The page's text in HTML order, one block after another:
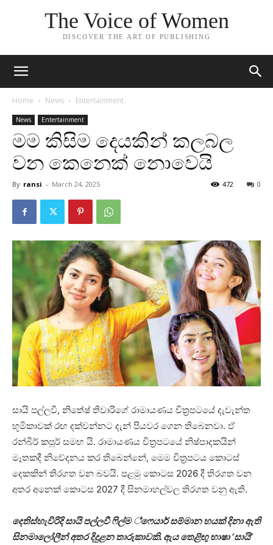
The Voice of Women
DISCOVER THE ART OF PUBLISHING
Home News Entertainment
News Entertainment
මම කිසිම දෙයකින් කලබල
වන කෙනෙක් නොවෙයි
By ransi - March 24, 2025 0
472
සායි පල්ලවී, නිතේෂ් තිවාරිගේ රාමායණය චිත්‍රපටයේ දැවැන්ත
භූමිකාවක් රඟ දක්වන්නට දැන් පියවර ගෙන තිබෙනවා. ඒ
රන්බීර් කපූර් සමඟ යි. රාමායණය චිත්‍රපටයේ නිෂ්පාදකයින්
මෑතකදී නිවේදනය කර තිබෙන්නේ, මෙම චිත්‍රපටය කොටස්
දෙකකින් තිරගත වන බවයි. පළමු කොටස 2026 දී තිරගත වන
අතර අනෙක් කොටස 2027 දී සිනමාහල්වල තිරගත වනු ඇති.
දෙතිස්හැවිරිදි සායි පල්ලවී ෆිල්ම ්ෆෙයාර් සම්මාන හයක් දිනා ඇති
සිනමාලෝලීන් අතර දිදුළන තාරුකාවකි. ඇය තෙළිඟු භාෂා ‘සායි’